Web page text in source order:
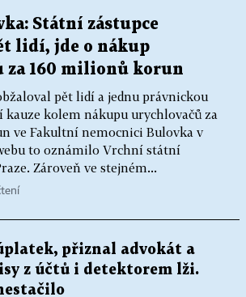
Státní zástupce
lidí, jde o nákup
za 160 milionů korun
pět lidí a jednu právnickou
kauze kolem nákupu urychlovačů za
ve Fakultní nemocnici Bulovka v
to oznámilo Vrchní státní
Zároveň ve stejném...
přiznal advokát a
z účtů i detektorem lži.